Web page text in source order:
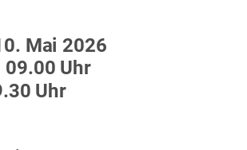
Mai 2026
09.00 Uhr
Uhr